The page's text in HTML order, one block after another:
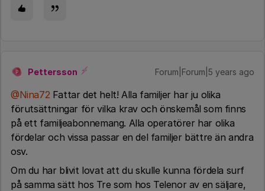
P Pettersson Forum|Forum|5 years ago
@Nina72 Fattar det helt! Alla familjer har ju olika
förutsättningar för vilka krav och önskemål som finns
på ett familjeabonnemang. Alla operatörer har olika
fördelar och vissa passar en del familjer bättre än andra
osv.
Om du har blivit lovat att du skulle kunna fördela surf
på samma sätt hos Tre som hos Telenor av en säljare,